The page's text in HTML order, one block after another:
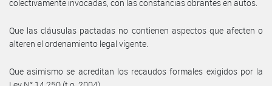
colectivamente invocadas, con las constancias obrantes en autos.
Que las cláusulas pactadas no contienen aspectos que afecten o
alteren el ordenamiento legal vigente.
Que asimismo se acreditan los recaudos formales exigidos por la